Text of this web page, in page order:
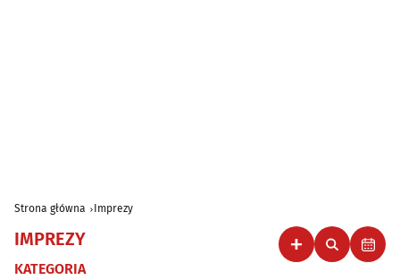
Strona główna Imprezy
IMPREZY
KATEGORIA